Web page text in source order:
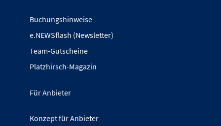
Buchungshinweise
e.NEWSflash (Newsletter)
Team-Gutscheine
Platzhirsch-Magazin
Für Anbieter
Konzept für Anbieter